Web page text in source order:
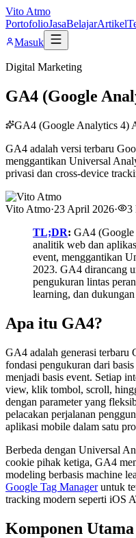
Vito Atmo
PortofolioJasaBelajarArtikel
Masuk
Digital Marketing
GA4 (Google
GA4 (Google Analytics 4)
GA4 adalah versi terbaru
menggantikan Universal
privasi dan cross-device
Vito Atmo·23 April 2026· 3
TL;DR: GA4 (Google
analitik web dan
event, menggantikan
2023. GA4 dirancang
pengukuran lintas
learning, dan
Apa itu GA4?
GA4 adalah generasi terbaru
fondasi pengukuran dari
menjadi basis event. Setiap
view, klik tombol, scroll,
dengan parameter yang
pelacakan perjalanan
aplikasi mobile dalam satu
Berbeda dengan Universal
cookie pihak ketiga, GA4
modeling berbasis machine
Google Tag Manageruntuk
tracking modern seperti iOS
Komponen